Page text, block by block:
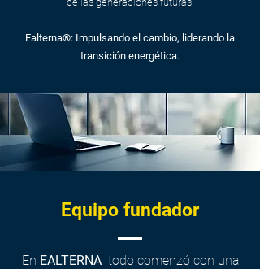
Ealterna®: Impulsando el cambio, liderando la
transición energética.
Equipo fundador
En EALTERNA todo comenzó con una